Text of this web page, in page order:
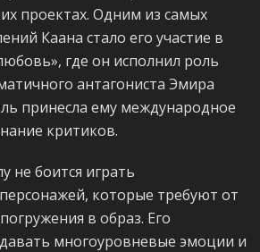
проектах. Одним из самых
Каана стало его участие в
где он исполнил роль
антагониста Эмира
принесла ему международное
критиков.
не боится играть
которые требуют от
в образ. Его
многоуровневые эмоции и